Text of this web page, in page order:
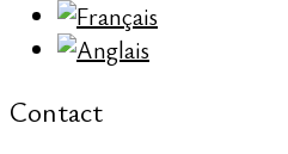
Contact